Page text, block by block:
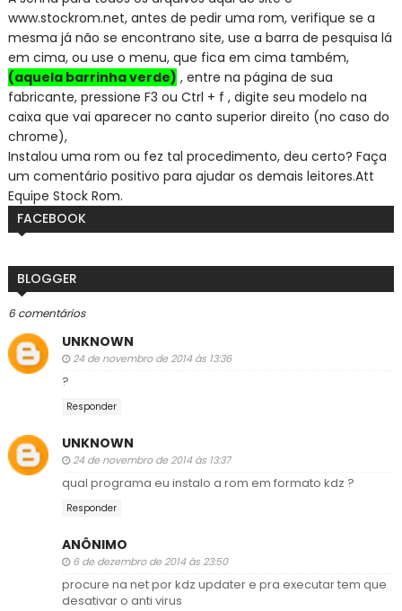
www.stockrom.net, antes de pedir uma rom, verifique se a
mesma já não se encontrano site, use a barra de pesquisa lá
em cima, ou use o menu, que fica em cima também,
(aquela barrinha verde) , entre na página de sua
fabricante, pressione F3 ou Ctrl + f , digite seu modelo na
caixa que vai aparecer no canto superior direito (no caso do
chrome),
Instalou uma rom ou fez tal procedimento, deu certo? Faça
um comentário positivo para ajudar os demais leitores.Att
Equipe Stock Rom.
FACEBOOK
BLOGGER
6 comentários
UNKNOWN
24 de novembro de 2014 às 13:36
?
Responder
UNKNOWN
24 de novembro de 2014 às 13:37
qual programa eu instalo a rom em formato kdz ?
Responder
ANÔNIMO
6 de dezembro de 2014 às 23:50
procure na net por kdz updater e pra executar tem que
desativar o anti virus